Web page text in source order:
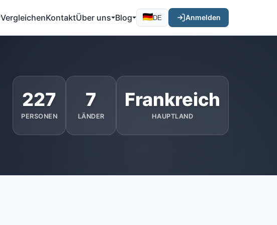
VergleichenKontaktÜber uns Blog DE Anmelden
227
PERSONEN
7
LÄNDER
Frankreich
HAUPTLAND